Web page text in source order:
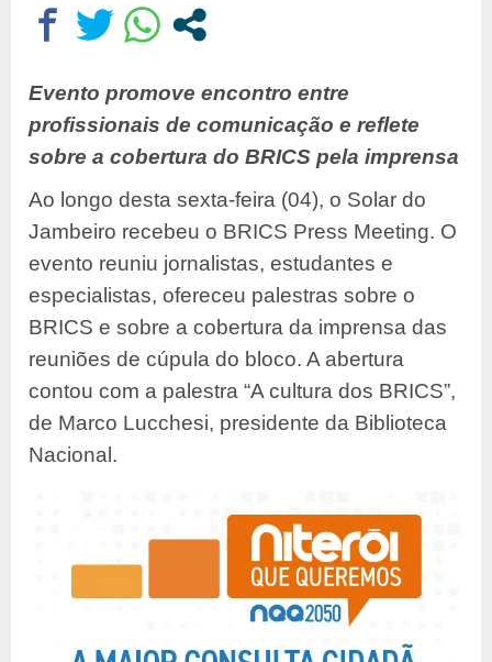
Evento promove encontro entre
profissionais de comunicação e reflete
sobre a cobertura do BRICS pela imprensa
Ao longo desta sexta-feira (04), o Solar do
Jambeiro recebeu o BRICS Press Meeting. O
evento reuniu jornalistas, estudantes e
especialistas, ofereceu palestras sobre o
BRICS e sobre a cobertura da imprensa das
reuniões de cúpula do bloco. A abertura
contou com a palestra “A cultura dos BRICS”,
de Marco Lucchesi, presidente da Biblioteca
Nacional.